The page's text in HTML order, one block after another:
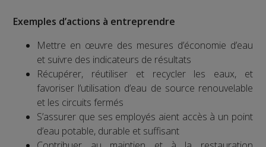
Exemples d’actions à entreprendre
Mettre en œuvre des mesures d’économie d’eau
et suivre des indicateurs de résultats
Récupérer, réutiliser et recycler les eaux, et
favoriser l’utilisation d’eau de source renouvelable
et les circuits fermés
S’assurer que ses employés aient accès à un point
d’eau potable, durable et suffisant